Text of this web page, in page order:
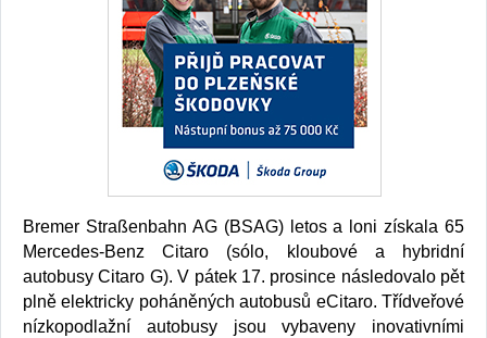
Bremer Straßenbahn AG (BSAG) letos a loni získala 65
Mercedes-Benz Citaro (sólo, kloubové a hybridní
autobusy Citaro G). V pátek 17. prosince následovalo pět
plně elektricky poháněných autobusů eCitaro. Třídveřové
nízkopodlažní autobusy jsou vybaveny inovativními